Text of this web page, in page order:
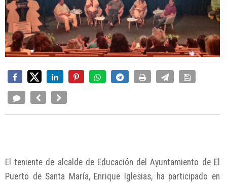
El teniente de alcalde de Educación del Ayuntamiento de El
Puerto de Santa María, Enrique Iglesias, ha participado en